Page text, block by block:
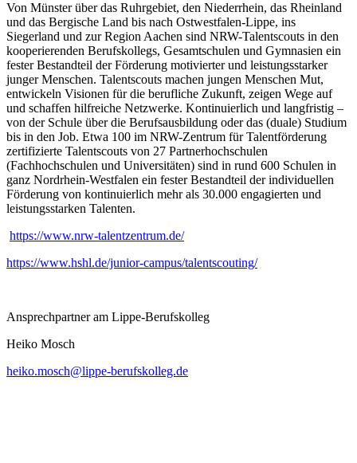
Von Münster über das Ruhrgebiet, den Niederrhein, das Rheinland
und das Bergische Land bis nach Ostwestfalen-Lippe, ins
Siegerland und zur Region Aachen sind NRW-Talentscouts in den
kooperierenden Berufskollegs, Gesamtschulen und Gymnasien ein
fester Bestandteil der Förderung motivierter und leistungsstarker
junger Menschen. Talentscouts machen jungen Menschen Mut,
entwickeln Visionen für die berufliche Zukunft, zeigen Wege auf
und schaffen hilfreiche Netzwerke. Kontinuierlich und langfristig –
von der Schule über die Berufsausbildung oder das (duale) Studium
bis in den Job. Etwa 100 im NRW-Zentrum für Talentförderung
zertifizierte Talentscouts von 27 Partnerhochschulen
(Fachhochschulen und Universitäten) sind in rund 600 Schulen in
ganz Nordrhein-Westfalen ein fester Bestandteil der individuellen
Förderung von kontinuierlich mehr als 30.000 engagierten und
leistungsstarken Talenten.
https://www.nrw-talentzentrum.de/
https://www.hshl.de/junior-campus/talentscouting/
Ansprechpartner am Lippe-Berufskolleg
Heiko Mosch
heiko.mosch@lippe-berufskolleg.de